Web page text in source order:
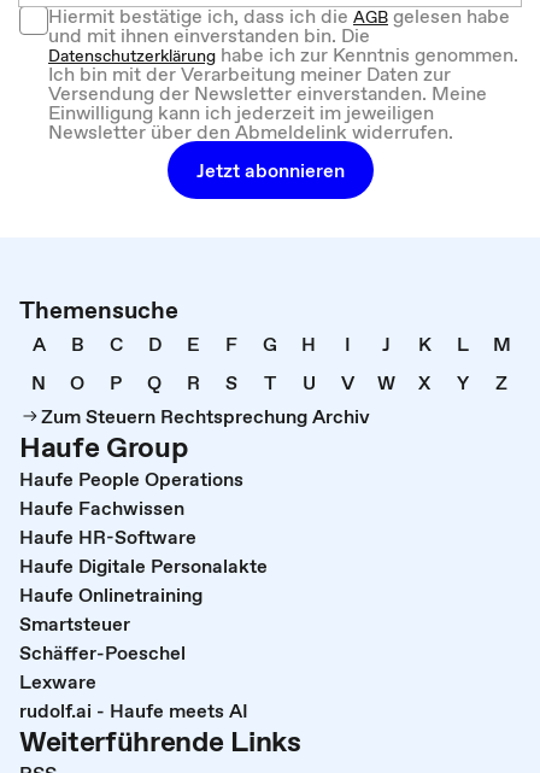
Hiermit bestätige ich, dass ich dieAGBgelesen habe
und mit ihnen einverstanden bin. Die
Datenschutzerklärung habe ich zur Kenntnis genommen.
Ich bin mit der Verarbeitung meiner Daten zur
Versendung der Newsletter einverstanden. Meine
Einwilligung kann ich jederzeit im jeweiligen
Newsletter über den Abmeldelink widerrufen.
Jetzt abonnieren
Themensuche
A B C D E F G H I J K L
M
N
O P Q R S T U V W X Y
Z
Zum Steuern Rechtsprechung Archiv
Haufe Group
Haufe People Operations
Haufe Fachwissen
Haufe HR-Software
Haufe Digitale Personalakte
Haufe Onlinetraining
Smartsteuer
Schäffer-Poeschel
Lexware
rudolf.ai - Haufe meets AI
Weiterführende Links